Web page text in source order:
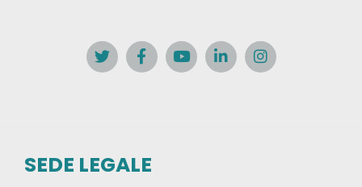
SEDE LEGALE